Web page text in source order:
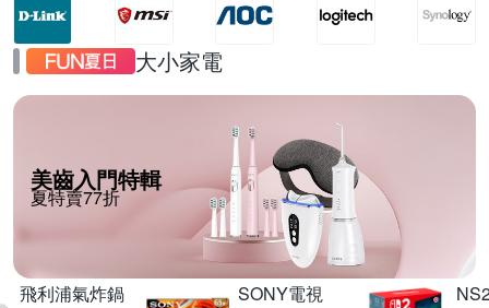
大小家電
美齒入門特輯
夏特賣77折
飛利浦氣炸鍋
SONY電視